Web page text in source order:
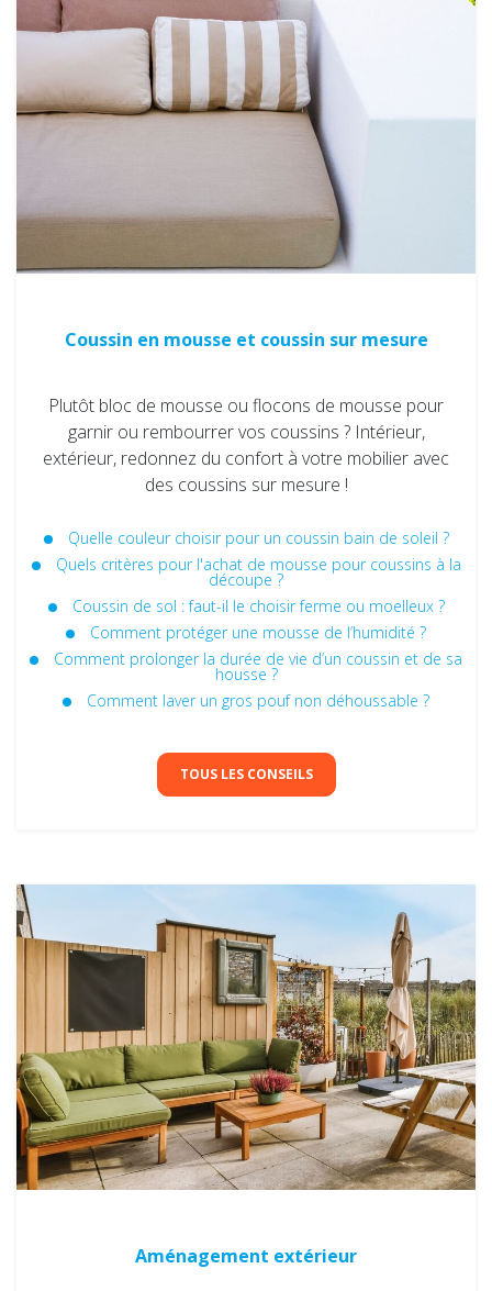
Coussin en mousse et coussin sur mesure
Plutôt bloc de mousse ou flocons de mousse pour
garnir ou rembourrer vos coussins ? Intérieur,
extérieur, redonnez du confort à votre mobilier avec
des coussins sur mesure !
Quelle couleur choisir pour un coussin bain de soleil ?
Quels critères pour l'achat de mousse pour coussins à la
découpe​ ?
Coussin de sol : faut-il le choisir ferme ou moelleux ?
Comment protéger une mousse de l’humidité ?
Comment prolonger la durée de vie d’un coussin et de sa
housse ?
Comment laver un gros pouf non déhoussable ?
TOUS LES CONSEILS
Aménagement extérieur